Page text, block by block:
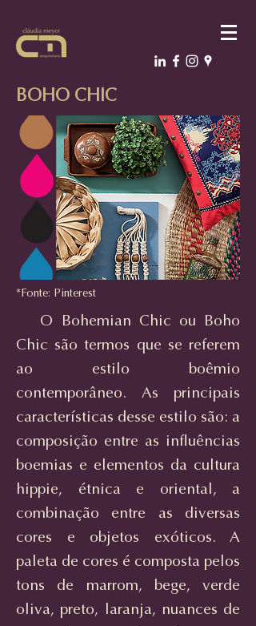
BOHO CHIC
*Fonte: Pinterest
O Bohemian Chic ou Boho
Chic são termos que se referem
ao estilo boêmio
contemporâneo. As principais
características desse estilo são: a
composição entre as influências
boemias e elementos da cultura
hippie, étnica e oriental, a
combinação entre as diversas
cores e objetos exóticos. A
paleta de cores é composta pelos
tons de marrom, bege, verde
oliva, preto, laranja, nuances de